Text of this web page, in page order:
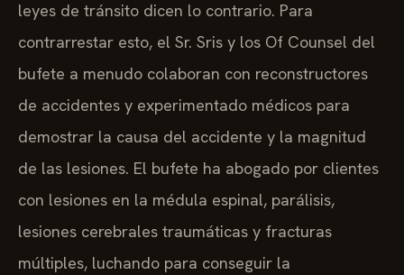
leyes de tránsito dicen lo contrario. Para
contrarrestar esto, el Sr. Sris y los Of Counsel del
bufete a menudo colaboran con reconstructores
de accidentes y experimentado médicos para
demostrar la causa del accidente y la magnitud
de las lesiones. El bufete ha abogado por clientes
con lesiones en la médula espinal, parálisis,
lesiones cerebrales traumáticas y fracturas
múltiples, luchando para conseguir la